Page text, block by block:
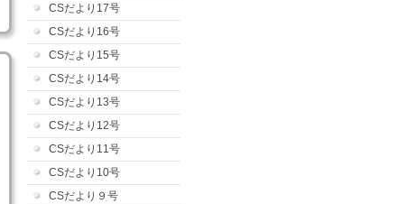
CSだより17号
CSだより16号
CSだより15号
CSだより14号
CSだより13号
CSだより12号
CSだより11号
CSだより10号
CSだより９号